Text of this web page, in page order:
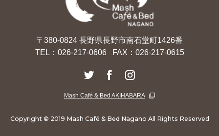
〒380-0824 長野県長野市南石堂町1426番
TEL： 026-217-0606FAX：026-217-0615
Mash Café & Bed AKIHABARA
Copyright © 2019 Mash Café & Bed Nagano All Rights Reserved